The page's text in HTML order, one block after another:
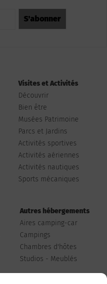
Visites et Activités
Découvrir
Bien être
Musées Patrimoine
Parcs et Jardins
Activités sportives
Activités aériennes
Activités nautiques
Sports mécaniques
Autres hébergements
Aires camping-car
Campings
Chambres d'hôtes
Studios - Meublés